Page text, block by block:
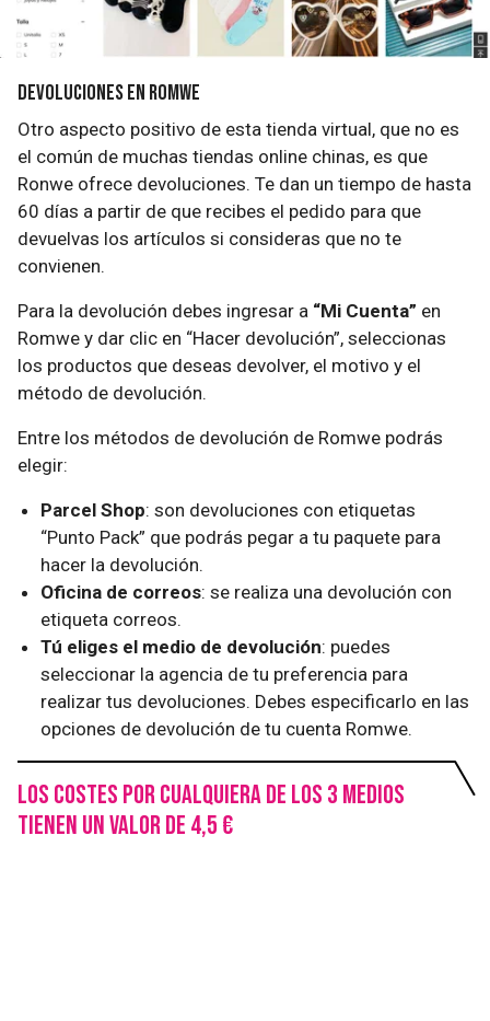
Devoluciones en Romwe
Otro aspecto positivo de esta tienda virtual, que no es
el común de muchas tiendas online chinas, es que
Ronwe ofrece devoluciones. Te dan un tiempo de hasta
60 días a partir de que recibes el pedido para que
devuelvas los artículos si consideras que no te
convienen.
Para la devolución debes ingresar a “Mi Cuenta” en
Romwe y dar clic en “Hacer devolución”, seleccionas
los productos que deseas devolver, el motivo y el
método de devolución.
Entre los métodos de devolución de Romwe podrás
elegir:
Parcel Shop: son devoluciones con etiquetas
“Punto Pack” que podrás pegar a tu paquete para
hacer la devolución.
Oficina de correos: se realiza una devolución con
etiqueta correos.
Tú eliges el medio de devolución: puedes
seleccionar la agencia de tu preferencia para
realizar tus devoluciones. Debes especificarlo en las
opciones de devolución de tu cuenta Romwe.
Los costes por cualquiera de los 3 medios
tienen un valor de 4,5 €